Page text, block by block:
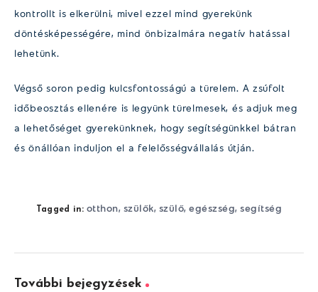
kontrollt is elkerülni, mivel ezzel mind gyerekünk
döntésképességére, mind önbizalmára negatív hatással
lehetünk.
Végső soron pedig kulcsfontosságú a türelem. A zsúfolt
időbeosztás ellenére is legyünk türelmesek, és adjuk meg
a lehetőséget gyerekünknek, hogy segítségünkkel bátran
és önállóan induljon el a felelősségvállalás útján.
Tagged in: otthon, szülők, szülő,egészség,segítség
További bejegyzések